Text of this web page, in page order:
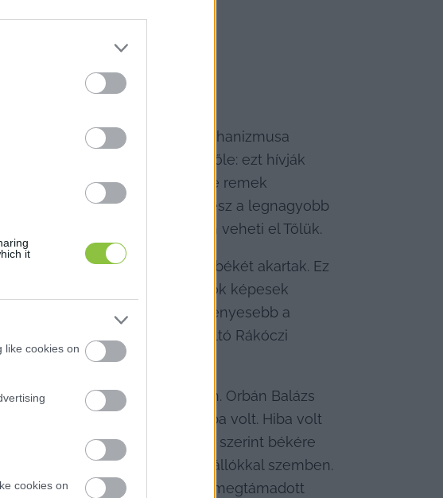
it
like cookies on
cookies on
A rendeleti kormányzás mechanizmusa
Mondjuk ki és ne féljünk tőle: ezt hívják
tenni. Analógiáját tekintve remek
Valószínűleg ez lesz a legnagyobb
ízét, és ezt senki nem veheti el Tőlük.
esetében Petőfiék békét akartak. Ez
élni és virulni. Ezért a Hősök képesek
Isten áldja Őket! Igazuk volt: fényesebb a
a kialakult helyzetre, ami méltó Rákóczi
Birodalommal szemben. Orbán Balázs
oltott szabadságvágy hiba volt. Hiba volt
mert a jelenlegi fidesz retorika szerint békére
is hiba harcolnia a megszállókkal szemben.
egy az orosz birodalom által megtámadott